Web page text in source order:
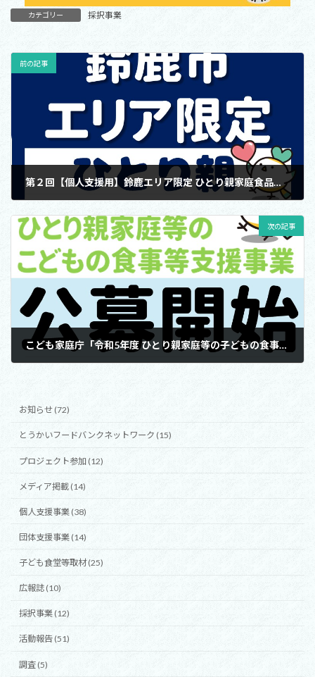
カテゴリー 採択事業
前の記事
第２回【個人支援用】鈴鹿エリア限定 ひとり親家庭食品支援
次の記事
こども家庭庁「令和5年度 ひとり親家庭等の子どもの食事等支援事業」支援対象団体の公募
お知らせ (72)
とうかいフードバンクネットワーク (15)
プロジェクト参加 (12)
メディア掲載 (14)
個人支援事業 (38)
団体支援事業 (14)
子ども食堂等取材 (25)
広報誌 (10)
採択事業 (12)
活動報告 (51)
調査 (5)